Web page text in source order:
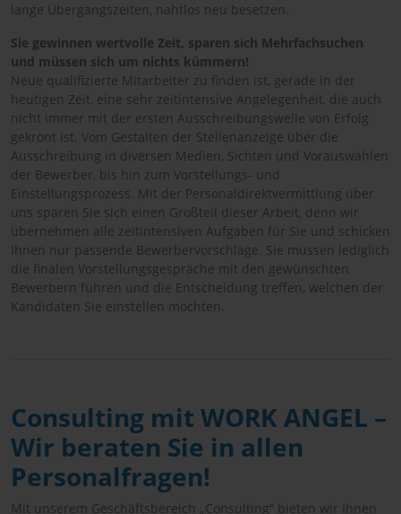
lange Übergangszeiten, nahtlos neu besetzen.
Sie gewinnen wertvolle Zeit, sparen sich Mehrfachsuchen
und müssen sich um nichts kümmern!
Neue qualifizierte Mitarbeiter zu finden ist, gerade in der
heutigen Zeit, eine sehr zeitintensive Angelegenheit, die auch
nicht immer mit der ersten Ausschreibungswelle von Erfolg
gekrönt ist. Vom Gestalten der Stellenanzeige über die
Ausschreibung in diversen Medien, Sichten und Vorauswählen
der Bewerber, bis hin zum Vorstellungs- und
Einstellungsprozess. Mit der Personaldirektvermittlung über
uns sparen Sie sich einen Großteil dieser Arbeit, denn wir
übernehmen alle zeitintensiven Aufgaben für Sie und schicken
Ihnen nur passende Bewerbervorschläge. Sie müssen lediglich
die finalen Vorstellungsgespräche mit den gewünschten
Bewerbern führen und die Entscheidung treffen, welchen der
Kandidaten Sie einstellen möchten.
Consulting mit WORK ANGEL –
Wir beraten Sie in allen
Personalfragen!
Mit unserem Geschäftsbereich „Consulting“ bieten wir Ihnen